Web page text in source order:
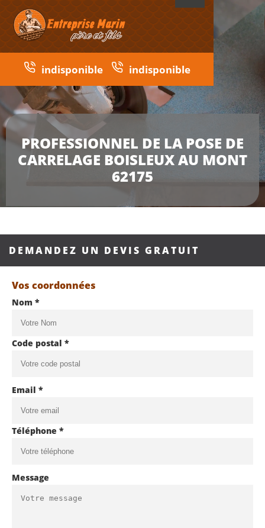
indisponible indisponible
PROFESSIONNEL DE LA POSE DE
CARRELAGE BOISLEUX AU MONT
62175
DEMANDEZ UN DEVIS GRATUIT
Vos coordonnées
Nom *
Code postal *
Email *
Téléphone *
Message